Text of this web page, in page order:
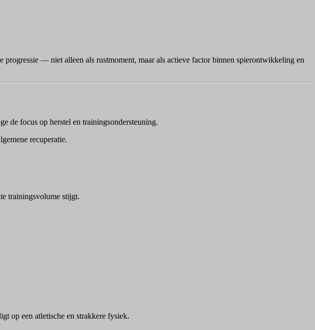
— niet alleen als rustmoment, maar als actieve factor binnen spierontwikkeling en
de focus op herstel en trainingsondersteuning.
recuperatie.
trainingsvolume stijgt.
op een atletische en strakkere fysiek.